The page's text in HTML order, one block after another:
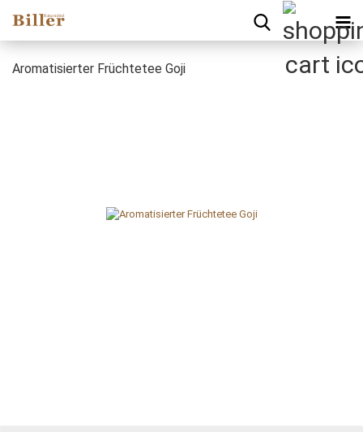
Aromatisierter Früchtetee Goji